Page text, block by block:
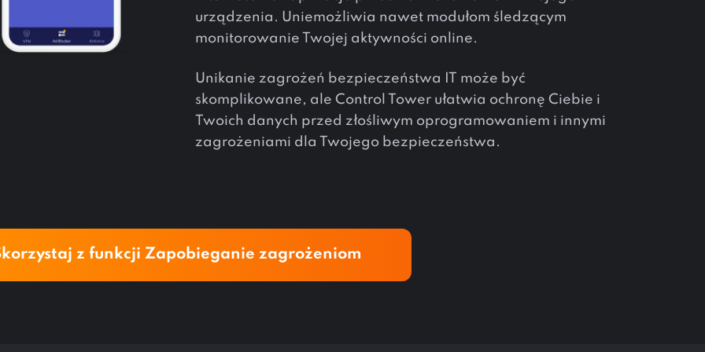
urządzenia. Uniemożliwia nawet modułom śledzącym
monitorowanie Twojej aktywności online.
Unikanie zagrożeń bezpieczeństwa IT może być
skomplikowane, ale Control Tower ułatwia ochronę Ciebie i
Twoich danych przed złośliwym oprogramowaniem i innymi
zagrożeniami dla Twojego bezpieczeństwa.
z funkcji Zapobieganie zagrożeniom